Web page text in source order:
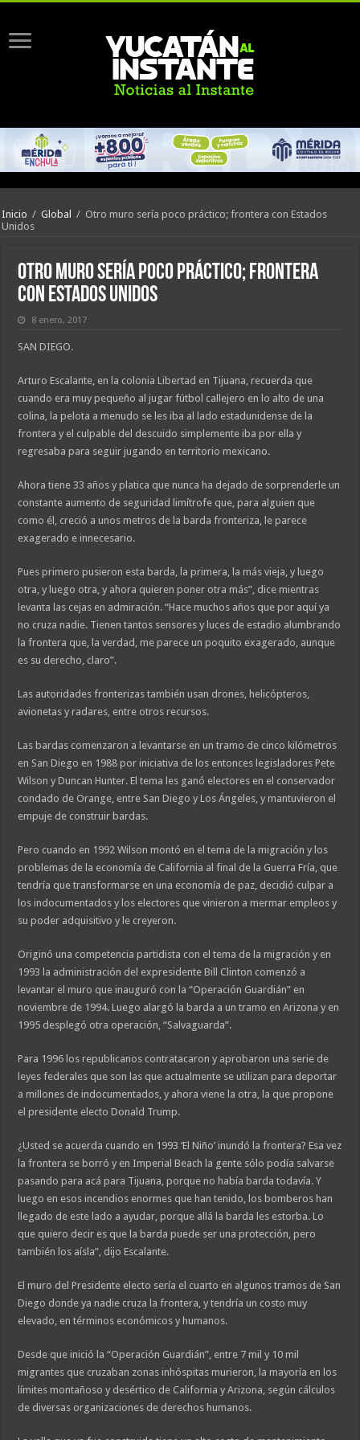
Inicio / Global / Otro muro sería poco práctico; frontera con Estados
Unidos
Otro muro sería poco práctico; frontera
con Estados Unidos
8 enero, 2017
SAN DIEGO.
Arturo Escalante, en la colonia Libertad en Tijuana, recuerda que
cuando era muy pequeño al jugar fútbol callejero en lo alto de una
colina, la pelota a menudo se les iba al lado estadunidense de la
frontera y el culpable del descuido simplemente iba por ella y
regresaba para seguir jugando en territorio mexicano.
Ahora tiene 33 años y platica que nunca ha dejado de sorprenderle un
constante aumento de seguridad limítrofe que, para alguien que
como él, creció a unos metros de la barda fronteriza, le parece
exagerado e innecesario.
Pues primero pusieron esta barda, la primera, la más vieja, y luego
otra, y luego otra, y ahora quieren poner otra más”, dice mientras
levanta las cejas en admiración. “Hace muchos años que por aquí ya
no cruza nadie. Tienen tantos sensores y luces de estadio alumbrando
la frontera que, la verdad, me parece un poquito exagerado, aunque
es su derecho, claro”.
Las autoridades fronterizas también usan drones, helicópteros,
avionetas y radares, entre otros recursos.
Las bardas comenzaron a levantarse en un tramo de cinco kilómetros
en San Diego en 1988 por iniciativa de los entonces legisladores Pete
Wilson y Duncan Hunter. El tema les ganó electores en el conservador
condado de Orange, entre San Diego y Los Ángeles, y mantuvieron el
empuje de construir bardas.
Pero cuando en 1992 Wilson montó en el tema de la migración y los
problemas de la economía de California al final de la Guerra Fría, que
tendría que transformarse en una economía de paz, decidió culpar a
los indocumentados y los electores que vinieron a mermar empleos y
su poder adquisitivo y le creyeron.
Originó una competencia partidista con el tema de la migración y en
1993 la administración del expresidente Bill Clinton comenzó a
levantar el muro que inauguró con la “Operación Guardián” en
noviembre de 1994. Luego alargó la barda a un tramo en Arizona y en
1995 desplegó otra operación, “Salvaguarda”.
Para 1996 los republicanos contratacaron y aprobaron una serie de
leyes federales que son las que actualmente se utilizan para deportar
a millones de indocumentados, y ahora viene la otra, la que propone
el presidente electo Donald Trump.
¿Usted se acuerda cuando en 1993 ‘El Niño’ inundó la frontera? Esa vez
la frontera se borró y en Imperial Beach la gente sólo podía salvarse
pasando para acá para Tijuana, porque no había barda todavía. Y
luego en esos incendios enormes que han tenido, los bomberos han
llegado de este lado a ayudar, porque allá la barda les estorba. Lo
que quiero decir es que la barda puede ser una protección, pero
también los aísla”, dijo Escalante.
El muro del Presidente electo sería el cuarto en algunos tramos de San
Diego donde ya nadie cruza la frontera, y tendría un costo muy
elevado, en términos económicos y humanos.
Desde que inició la “Operación Guardián”, entre 7 mil y 10 mil
migrantes que cruzaban zonas inhóspitas murieron, la mayoría en los
límites montañoso y desértico de California y Arizona, según cálculos
de diversas organizaciones de derechos humanos.